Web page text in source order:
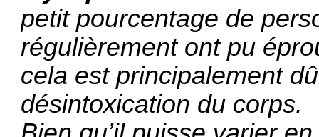
petit pourcentage de
régulièrement ont pu
cela est principalement
désintoxication du corps.